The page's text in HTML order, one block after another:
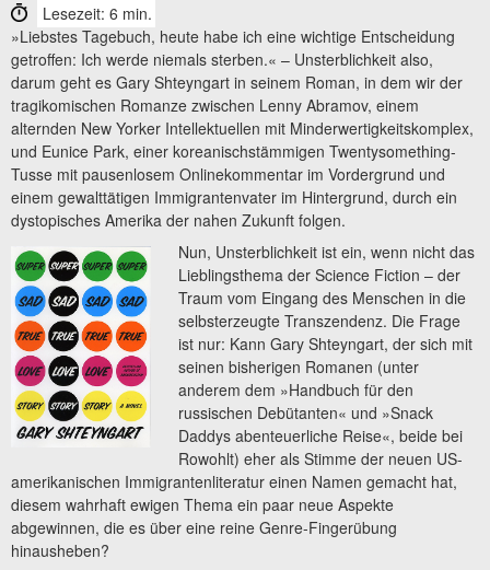
Lesezeit: 6 min.
»Liebstes Tagebuch, heute habe ich eine wichtige Entscheidung
getroffen: Ich werde niemals sterben.« – Unsterblichkeit also,
darum geht es Gary Shteyngart in seinem Roman, in dem wir der
tragikomischen Romanze zwischen Lenny Abramov, einem
alternden New Yorker Intellektuellen mit Minderwertigkeitskomplex,
und Eunice Park, einer koreanischstämmigen Twentysomething-
Tusse mit pausenlosem Online­kommentar im Vordergrund und
einem gewalttätigen Immigrantenvater im Hintergrund, durch ein
dystopisches Amerika der nahen Zukunft folgen.
Nun, Unsterblichkeit ist ein, wenn nicht das
Lieblingsthema der Science Fiction – der
Traum vom Eingang des Menschen in die
selbsterzeugte Transzendenz. Die Frage
ist nur: Kann Gary Shteyngart, der sich mit
seinen bisherigen Romanen (unter
anderem dem »Handbuch für den
russischen Debütanten« und »Snack
Daddys abenteuerliche Reise«, beide bei
Rowohlt) eher als Stimme der neuen US-
amerikanischen Immigrantenliteratur einen Namen gemacht hat,
diesem wahrhaft ewigen Thema ein paar neue Aspekte
abgewinnen, die es über eine reine Genre-Fingerübung
hinausheben?